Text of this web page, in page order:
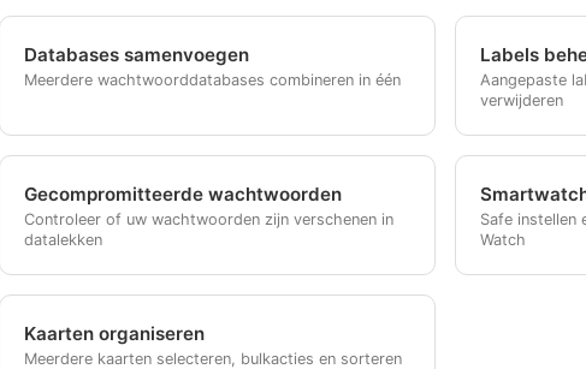
Databases samenvoegen
Meerdere wachtwoorddatabases combineren in één
Labels
Aangepaste
verwijderen
Gecompromitteerde wachtwoorden
Controleer of uw wachtwoorden zijn verschenen in
datalekken
Safe instellen
Watch
Kaarten organiseren
Meerdere kaarten selecteren, bulkacties en sorteren